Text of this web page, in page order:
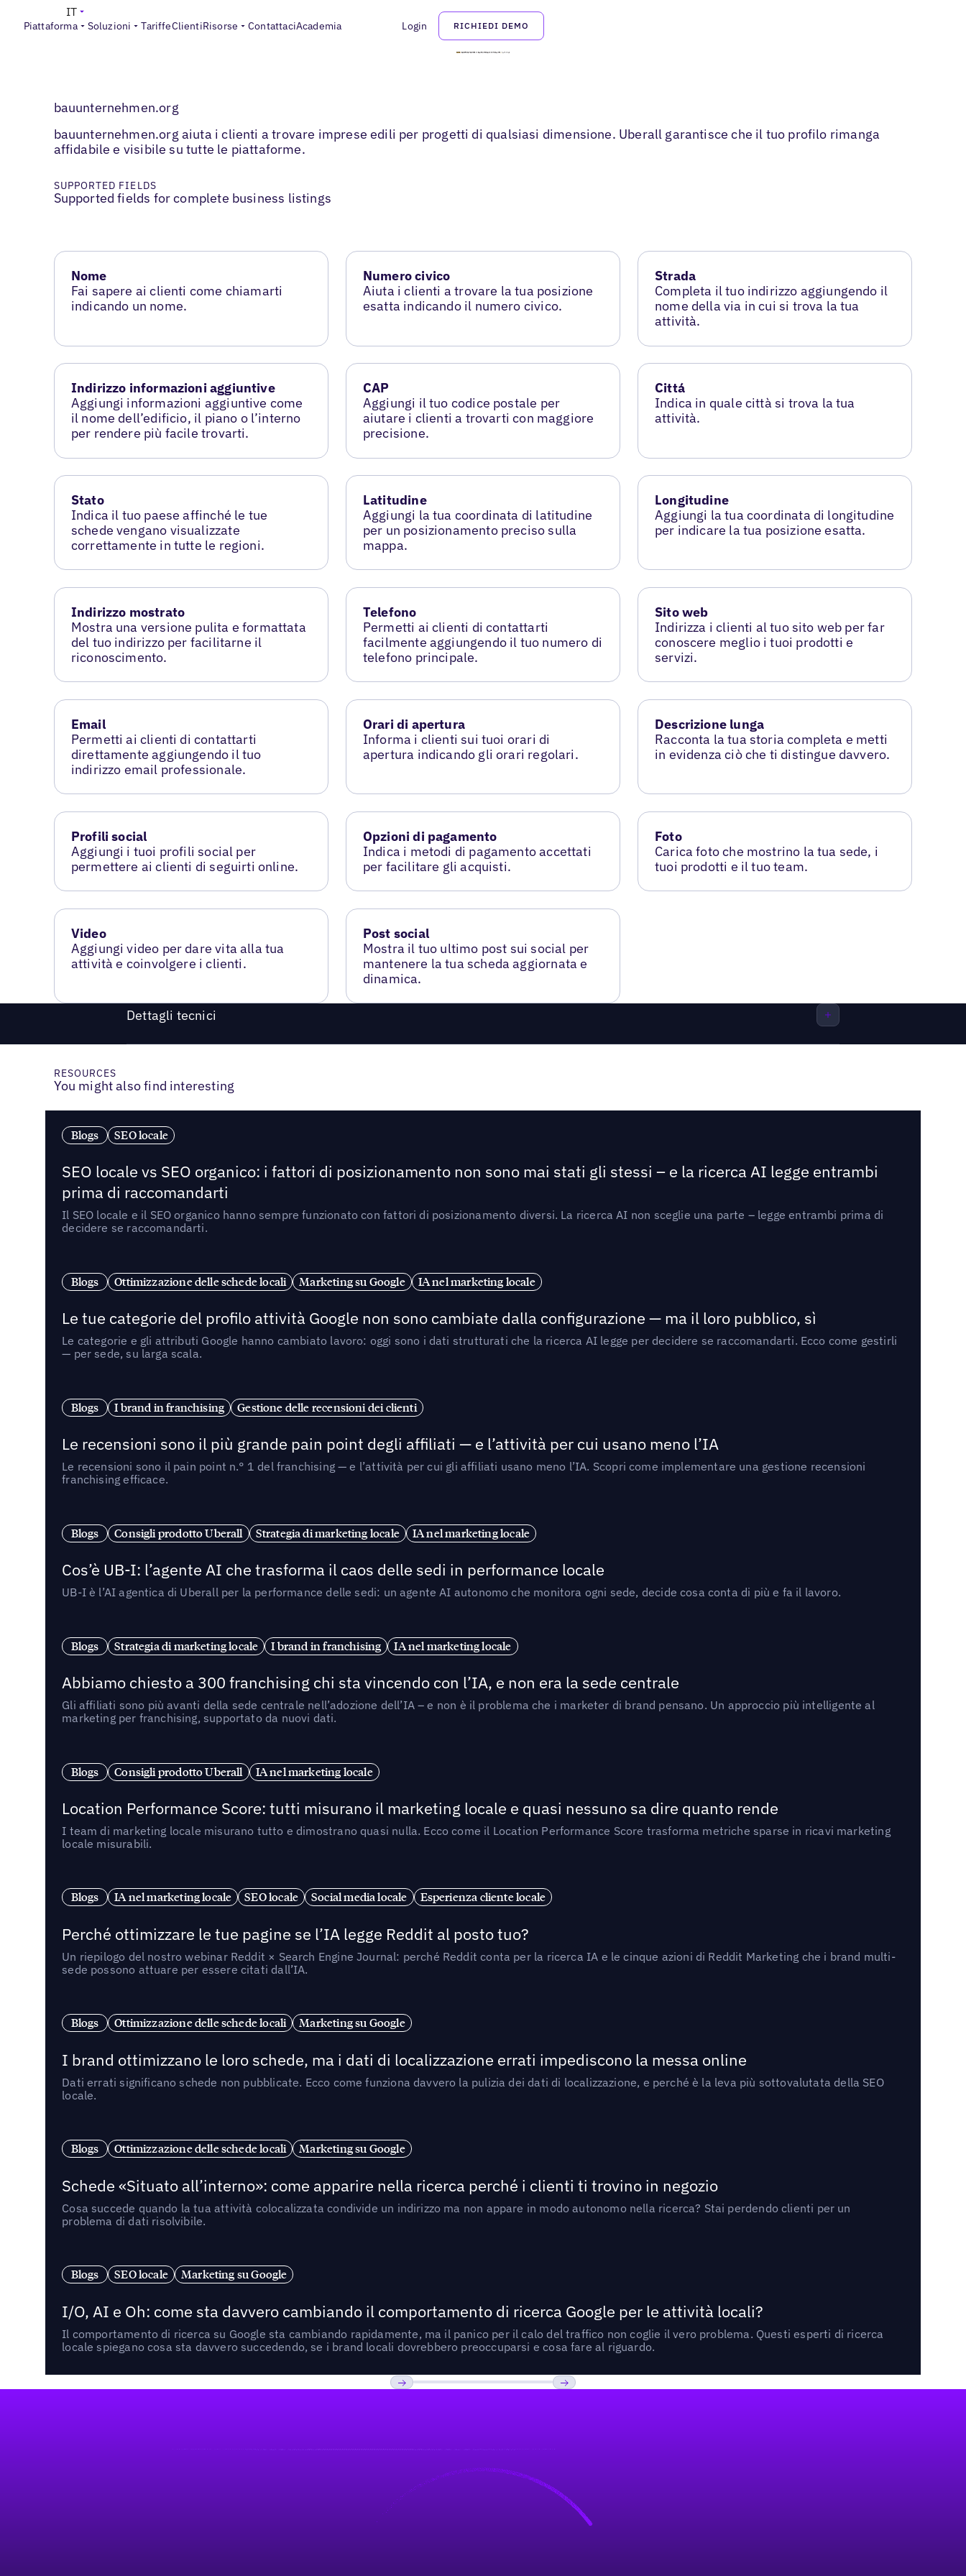
Piattaforma Soluzioni TariffeClientiRisorse ContattaciAcademia Login RICHIEDI DEMO
IT
bauunternehmen.org
bauunternehmen.org aiuta i clienti a trovare imprese edili per progetti di qualsiasi dimensione. Uberall garantisce che il tuo profilo rimanga
affidabile e visibile su tutte le piattaforme.
SUPPORTED FIELDS
Supported fields for complete business listings
Nome
Fai sapere ai clienti come chiamarti
indicando un nome.
Numero civico
Aiuta i clienti a trovare la tua posizione
esatta indicando il numero civico.
Strada
Completa il tuo indirizzo aggiungendo il
nome della via in cui si trova la tua
attività.
Indirizzo informazioni aggiuntive
Aggiungi informazioni aggiuntive come
il nome dell’edificio, il piano o l’interno
per rendere più facile trovarti.
CAP
Aggiungi il tuo codice postale per
aiutare i clienti a trovarti con maggiore
precisione.
Cittá
Indica in quale città si trova la tua
attività.
Stato
Indica il tuo paese affinché le tue
schede vengano visualizzate
correttamente in tutte le regioni.
Latitudine
Aggiungi la tua coordinata di latitudine
per un posizionamento preciso sulla
mappa.
Longitudine
Aggiungi la tua coordinata di longitudine
per indicare la tua posizione esatta.
Indirizzo mostrato
Mostra una versione pulita e formattata
del tuo indirizzo per facilitarne il
riconoscimento.
Telefono
Permetti ai clienti di contattarti
facilmente aggiungendo il tuo numero di
telefono principale.
Sito web
Indirizza i clienti al tuo sito web per far
conoscere meglio i tuoi prodotti e
servizi.
Email
Permetti ai clienti di contattarti
direttamente aggiungendo il tuo
indirizzo email professionale.
Orari di apertura
Informa i clienti sui tuoi orari di
apertura indicando gli orari regolari.
Descrizione lunga
Racconta la tua storia completa e metti
in evidenza ciò che ti distingue davvero.
Profili social
Aggiungi i tuoi profili social per
permettere ai clienti di seguirti online.
Opzioni di pagamento
Indica i metodi di pagamento accettati
per facilitare gli acquisti.
Foto
Carica foto che mostrino la tua sede, i
tuoi prodotti e il tuo team.
Video
Aggiungi video per dare vita alla tua
attività e coinvolgere i clienti.
Post social
Mostra il tuo ultimo post sui social per
mantenere la tua scheda aggiornata e
dinamica.
Dettagli tecnici
RESOURCES
You might also find interesting
Blogs SEO locale
SEO locale vs SEO organico: i fattori di posizionamento non sono mai stati gli stessi – e la ricerca AI legge entrambi
prima di raccomandarti
Il SEO locale e il SEO organico hanno sempre funzionato con fattori di posizionamento diversi. La ricerca AI non sceglie una parte – legge entrambi prima di
decidere se raccomandarti.
Blogs Ottimizzazione delle schede locali Marketing su Google IA nel marketing locale
Le tue categorie del profilo attività Google non sono cambiate dalla configurazione — ma il loro pubblico, sì
Le categorie e gli attributi Google hanno cambiato lavoro: oggi sono i dati strutturati che la ricerca AI legge per decidere se raccomandarti. Ecco come gestirli
— per sede, su larga scala.
Blogs I brand in franchising Gestione delle recensioni dei clienti
Le recensioni sono il più grande pain point degli affiliati — e l’attività per cui usano meno l’IA
Le recensioni sono il pain point n.° 1 del franchising — e l’attività per cui gli affiliati usano meno l’IA. Scopri come implementare una gestione recensioni
franchising efficace.
Blogs Consigli prodotto Uberall Strategia di marketing locale IA nel marketing locale
Cos’è UB-I: l’agente AI che trasforma il caos delle sedi in performance locale
UB-I è l’AI agentica di Uberall per la performance delle sedi: un agente AI autonomo che monitora ogni sede, decide cosa conta di più e fa il lavoro.
Blogs Strategia di marketing locale I brand in franchising IA nel marketing locale
Abbiamo chiesto a 300 franchising chi sta vincendo con l’IA, e non era la sede centrale
Gli affiliati sono più avanti della sede centrale nell’adozione dell’IA – e non è il problema che i marketer di brand pensano. Un approccio più intelligente al
marketing per franchising, supportato da nuovi dati.
Blogs Consigli prodotto Uberall IA nel marketing locale
Location Performance Score: tutti misurano il marketing locale e quasi nessuno sa dire quanto rende
I team di marketing locale misurano tutto e dimostrano quasi nulla. Ecco come il Location Performance Score trasforma metriche sparse in ricavi marketing
locale misurabili.
Blogs IA nel marketing locale SEO locale Social media locale Esperienza cliente locale
Perché ottimizzare le tue pagine se l’IA legge Reddit al posto tuo?
Un riepilogo del nostro webinar Reddit × Search Engine Journal: perché Reddit conta per la ricerca IA e le cinque azioni di Reddit Marketing che i brand multi-
sede possono attuare per essere citati dall’IA.
Blogs Ottimizzazione delle schede locali Marketing su Google
I brand ottimizzano le loro schede, ma i dati di localizzazione errati impediscono la messa online
Dati errati significano schede non pubblicate. Ecco come funziona davvero la pulizia dei dati di localizzazione, e perché è la leva più sottovalutata della SEO
locale.
Blogs Ottimizzazione delle schede locali Marketing su Google
Schede «Situato all’interno»: come apparire nella ricerca perché i clienti ti trovino in negozio
Cosa succede quando la tua attività colocalizzata condivide un indirizzo ma non appare in modo autonomo nella ricerca? Stai perdendo clienti per un
problema di dati risolvibile.
Blogs SEO locale Marketing su Google
I/O, AI e Oh: come sta davvero cambiando il comportamento di ricerca Google per le attività locali?
Il comportamento di ricerca su Google sta cambiando rapidamente, ma il panico per il calo del traffico non coglie il vero problema. Questi esperti di ricerca
locale spiegano cosa sta davvero succedendo, se i brand locali dovrebbero preoccuparsi e cosa fare al riguardo.